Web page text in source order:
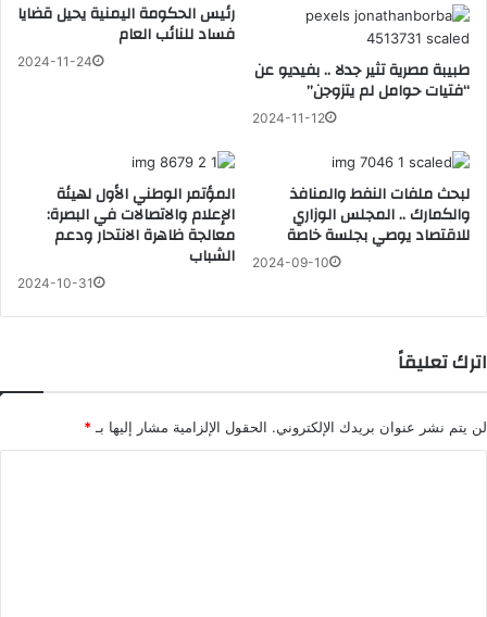
رئيس الحكومة اليمنية يحيل قضايا
فساد للنائب العام
2024-11-24 طبيبة مصرية تثير جدلا .. بفيديو عن
“فتيات حوامل لم يتزوجن”
2024-11-12
المؤتمر الوطني الأول لهيئة
الإعلام والاتصالات في البصرة:
معالجة ظاهرة الانتحار ودعم
الشباب
2024-10-31
لبحث ملفات النفط والمنافذ
والكمارك .. المجلس الوزاري
للاقتصاد يوصي بجلسة خاصة
2024-09-10
اترك تعليقاً
لن يتم نشر عنوان بريدك الإلكتروني. الحقول الإلزامية مشار إليها بـ *